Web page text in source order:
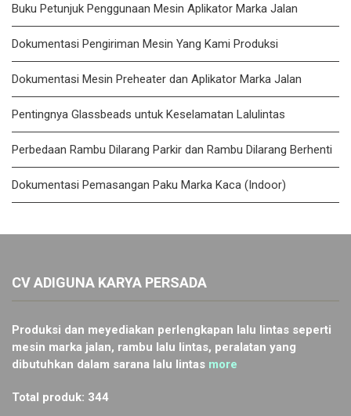
Buku Petunjuk Penggunaan Mesin Aplikator Marka Jalan
Dokumentasi Pengiriman Mesin Yang Kami Produksi
Dokumentasi Mesin Preheater dan Aplikator Marka Jalan
Pentingnya Glassbeads untuk Keselamatan Lalulintas
Perbedaan Rambu Dilarang Parkir dan Rambu Dilarang Berhenti
Dokumentasi Pemasangan Paku Marka Kaca (Indoor)
CV ADIGUNA KARYA PERSADA
Produksi dan meyediakan perlengkapan lalu lintas seperti
mesin marka jalan, rambu lalu lintas, peralatan yang
dibutuhkan dalam sarana lalu lintas more
Total produk: 344